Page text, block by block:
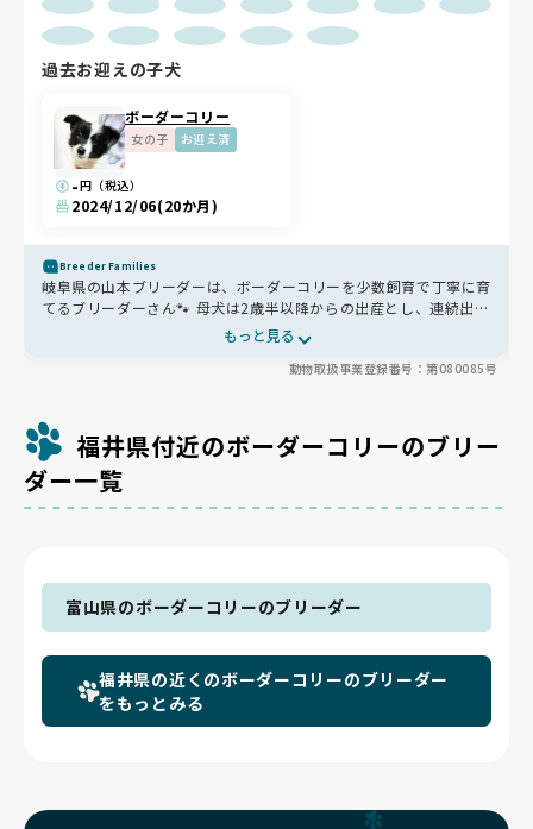
過去お迎えの子犬
ボーダーコリー
女の子 お迎え済
-円（税込）
2024/12/06(20か月)
Breeder Families
岐阜県の山本ブリーダーは、ボーダーコリーを少数飼育で丁寧に育
てるブリーダーさん🐾 母犬は2歳半以降からの出産とし、連続出産
は避けるなど、心身への負担にしっかり配慮。 スタンダードを重
視したブリーディングで、海外の優良血統を受け継ぎ、ドッグショ
もっと見る
動物取扱事業登録番号：第080085号
福井県付近のボーダーコリーのブリー
ダー一覧
富山県のボーダーコリーのブリーダー
福井県の近くのボーダーコリーのブリーダー
をもっとみる